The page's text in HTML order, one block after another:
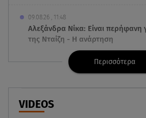
09.08.26 , 11:48
Αλεξάνδρα Νίκα: Είναι περήφανη
της Νταίζη - Η ανάρτηση
Κόσοβο: Βουλευτές πέταξαν αυγά
υπηρεσιακό πρωθυπουργό
09.08.26 , 11:23
Περισσότερα
VIDEOS